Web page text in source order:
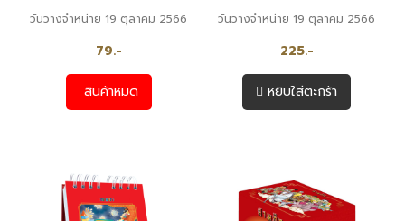
วันวางจำหน่าย 19 ตุลาคม 2566
79.-
สินค้าหมด
วันวางจำหน่าย 19 ตุลาคม 2566
225.-
หยิบใส่ตะกร้า